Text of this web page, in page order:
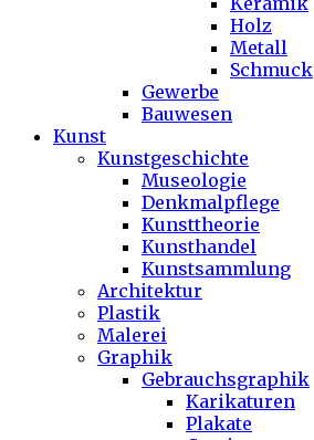
Holz
Metall
Schmuck
Gewerbe
Bauwesen
Kunst
Kunstgeschichte
Museologie
Denkmalpflege
Kunsttheorie
Kunsthandel
Kunstsammlung
Architektur
Plastik
Malerei
Graphik
Gebrauchsgraphik
Karikaturen
Plakate